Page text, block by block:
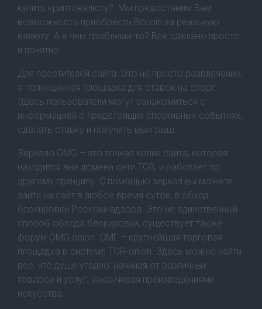
купить криптовалюту?. Мы предоставим Вам
возможность приобрести Bitcoin за реальную
валюту. А в чем проблема-то? Все сделано просто
и понятно.
Для посетителей сайта. Это не просто развлечение,
а полноценная площадка для ставок на спорт.
Здесь пользователи могут ознакомиться с
информацией о предстоящих спортивных событиях,
сделать ставку и получить выигрыш.
Зеркало OMG – это точная копия сайта, которая
находится вне домена сети TOR, и работает по
другому принципу. С помощью зеркал вы можете
зайти на сайт в любое время суток, в обход
блокировки Роскомнадзора. Это не единственный
способ обхода блокировки, существует также
форум OMG onion. ОМГ – крупнейшая торговая
площадка в системе ТОR-onion. Здесь можно найти
все, что душе угодно: начиная от различных
товаров и услуг, заканчивая произведениями
искусства.